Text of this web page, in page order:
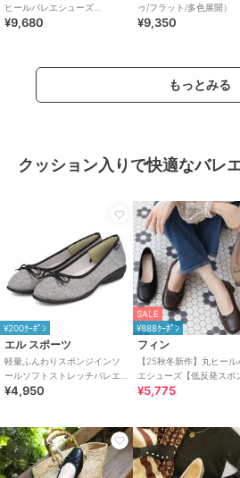
ヒールバレエシューズ
(RB5001A)
¥9,680
ゥ/フラット/多色展開）
¥9,350
もっとみる
クッション入りで快適なバレ
¥200ｸｰﾎﾟﾝ
エル スポーツ
軽量ふんわりスポンジインソ
ールソフトストレッチバレエ
シューズ ESP14501
¥4,950
SALE
¥888ｸｰﾎﾟﾝ
フィン
【25秋冬新作】丸ヒール
エシューズ【低反発スポ
入り】
¥5,775